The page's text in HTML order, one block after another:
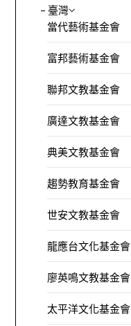
– 臺灣
當代藝術基金會
富邦藝術基金會
聯邦文教基金會
廣達文教基金會
典美文教基金會
趨勢教育基金會
世安文教基金會
龍應台文化基金會
廖英鳴文教基金會
太平洋文化基金會